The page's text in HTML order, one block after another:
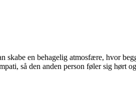
en behagelig atmosfære, hvor
så den anden person føler sig hørt